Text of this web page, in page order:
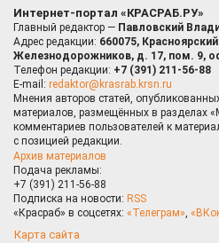
Интернет-портал «КРАСРАБ.РУ»
Главный редактор — Павловский
Адрес редакции: 660075,
Железнодорожников, д. 17, пом. 9,
Телефон редакции: +7 (391) 211-56-88
E-mail: redaktor@krasrab.krsn.ru
Мнения авторов статей,
материалов, размещённых в разделах
комментариев пользователей к
с позицией редакции.
Архив материалов
Подача рекламы:
+7 (391) 211-56-88
Подписка на новости: RSS
«Красраб» в соцсетях: «Телеграм»,
Карта сайта